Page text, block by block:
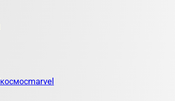
космосmarvel